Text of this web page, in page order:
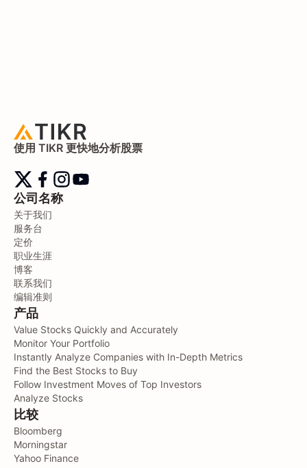
使用 TIKR 更快地分析股票
公司名称
关于我们
服务台
定价
职业生涯
博客
联系我们
编辑准则
产品
Value Stocks Quickly and Accurately
Monitor Your Portfolio
Instantly Analyze Companies with In-Depth Metrics
Find the Best Stocks to Buy
Follow Investment Moves of Top Investors
Analyze Stocks
比较
Bloomberg
Morningstar
Yahoo Finance